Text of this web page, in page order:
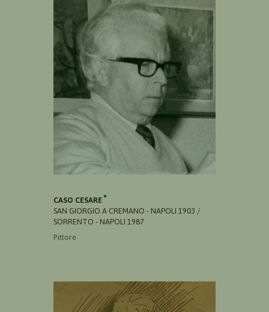
CASO CESARE
SAN GIORGIO A CREMANO - NAPOLI 1903 /
SORRENTO - NAPOLI 1987
Pittore